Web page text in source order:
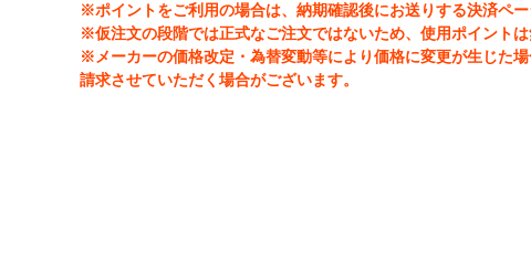
※ポイントをご利用の場合は、納期確認後にお送りする決済ペー
※仮注文の段階では正式なご注文ではないため、使用ポイントは
※メーカーの価格改定・為替変動等により価格に変更が生じた
請求させていただく場合がございます。